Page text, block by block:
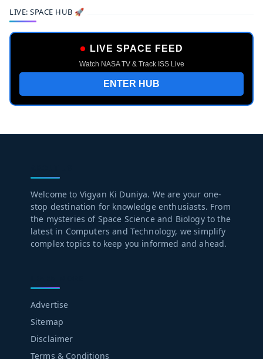
LIVE: SPACE HUB 🚀
LIVE SPACE FEED
Watch NASA TV & Track ISS Live
ENTER HUB
Welcome to Vigyan Ki Duniya. We are your one-
stop destination for knowledge enthusiasts. From
the mysteries of Space Science and Biology to the
latest in Computers and Technology, we simplify
complex topics to keep you informed and ahead.
Advertise
Sitemap
Disclaimer
Terms & Conditions